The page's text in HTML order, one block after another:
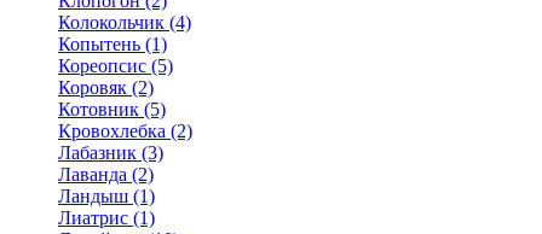
Колокольчик (4)
Копытень (1)
Кореопсис (5)
Коровяк (2)
Котовник (5)
Кровохлебка (2)
Лабазник (3)
Лаванда (2)
Ландыш (1)
Лиатрис (1)